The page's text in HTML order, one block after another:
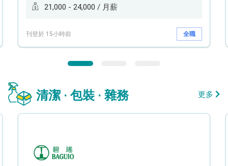
21,000 - 24,000 / 月薪
刊登於 15小時前 全職
清潔 · 包裝 · 雜務 更多